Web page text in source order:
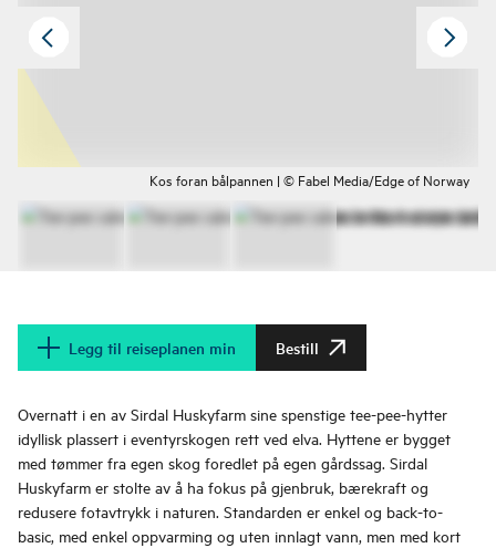
Kos foran bålpannen | © Fabel Media/Edge of Norway
Legg til reiseplanen min Bestill
Overnatt i en av Sirdal Huskyfarm sine spenstige tee-pee-hytter
idyllisk plassert i eventyrskogen rett ved elva. Hyttene er bygget
med tømmer fra egen skog foredlet på egen gårdssag. Sirdal
Huskyfarm er stolte av å ha fokus på gjenbruk, bærekraft og
redusere fotavtrykk i naturen. Standarden er enkel og back-to-
basic, med enkel oppvarming og uten innlagt vann, men med kort